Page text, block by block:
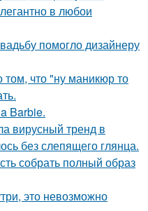
в любои
помогло дизайнеру
что "ну маникюр то
Barbie.
вирусный тренд в
без слепящего глянца.
собрать полный образ
это невозможно